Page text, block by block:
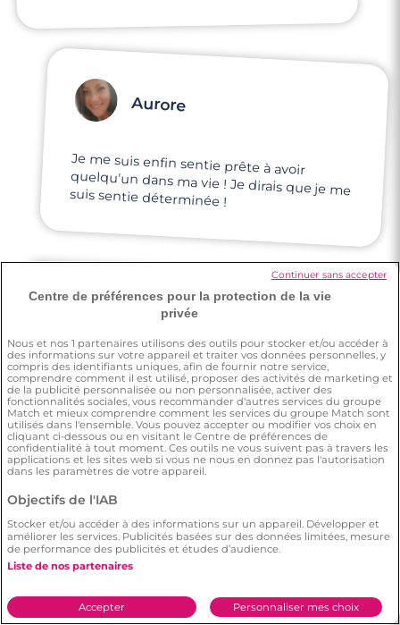
Aurore
Je me suis enfin sentie prête à avoir
quelqu'un dans ma vie ! Je dirais que je me
suis sentie déterminée !
J'avais envie de me lancer dans la
recherche d'une belle personne. J'ai de
bons retours de mes amis sur les sites mais
j'ai de très mauvaises expériences sur
d'autres sites. Je voulais tester Meetic,
comme une dernière chance aux
rencontres en ligne.
Centre de préférences pour la protection de la vie
privée
Nous et nos 1 partenaires utilisons des outils pour stocker et/ou accéder à
des informations sur votre appareil et traiter vos données personnelles, y
compris des identifiants uniques, afin de fournir notre service,
comprendre comment il est utilisé, proposer des activités de marketing et
de la publicité personnalisée ou non personnalisée, activer des
fonctionnalités sociales, vous recommander d'autres services du groupe
Match et mieux comprendre comment les services du groupe Match sont
utilisés dans l'ensemble. Vous pouvez accepter ou modifier vos choix en
cliquant ci-dessous ou en visitant le Centre de préférences de
confidentialité à tout moment. Ces outils ne vous suivent pas à travers les
applications et les sites web si vous ne nous en donnez pas l'autorisation
dans les paramètres de votre appareil.
Objectifs de l'IAB
Stocker et/ou accéder à des informations sur un appareil. Développer et
améliorer les services. Publicités basées sur des données limitées, mesure
de performance des publicités et études d’audience.
Liste de nos partenaires
Personnaliser mes choix
Accepter
Continuer sans accepter